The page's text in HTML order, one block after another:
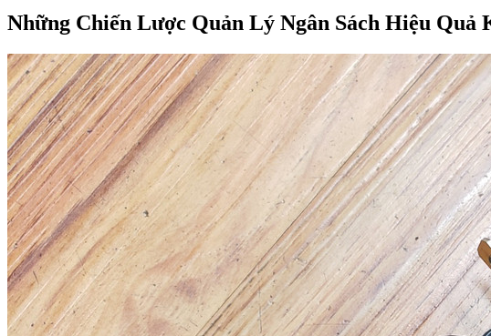
Những Chiến Lược Quản Lý Ngân Sách Hiệu